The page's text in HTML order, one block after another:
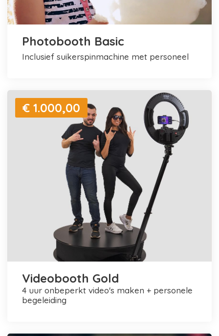
Photobooth Basic
inclusief suikerspinmachine met personeel
€ 1.000,00
Videobooth Gold
4 uur onbeperkt video's maken + personele
begeleiding